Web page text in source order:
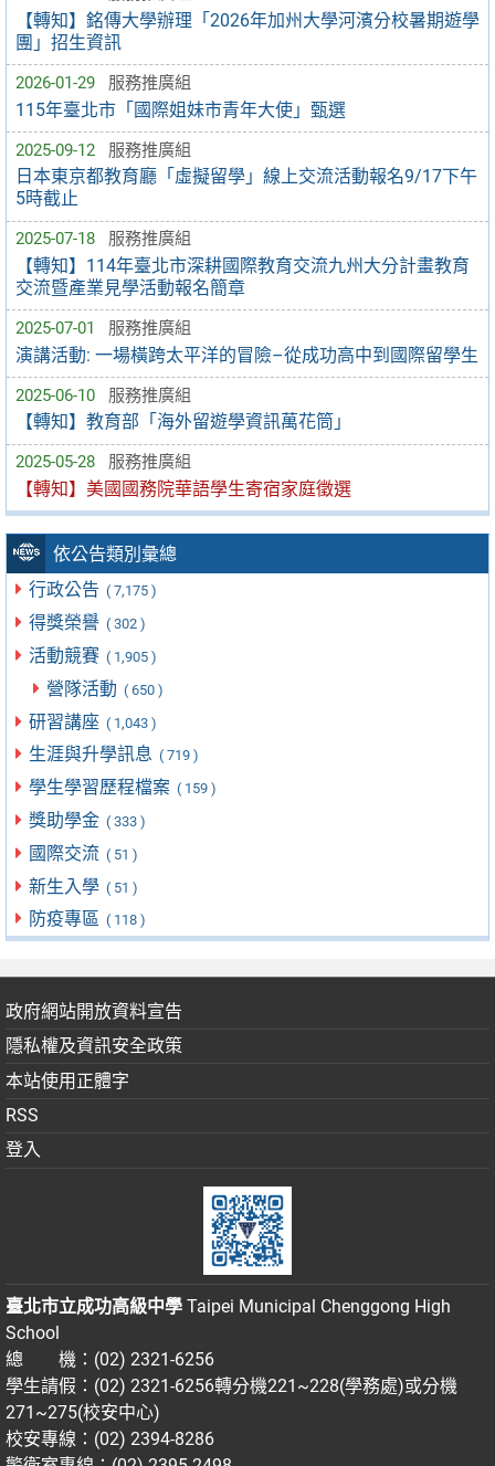
【轉知】銘傳大學辦理「2026年加州大學河濱分校暑期遊學
團」招生資訊
2026-01-29 服務推廣組
115年臺北市「國際姐妹市青年大使」甄選
2025-09-12 服務推廣組
日本東京都教育廳「虛擬留學」線上交流活動報名9/17下午
5時截止
2025-07-18 服務推廣組
【轉知】114年臺北市深耕國際教育交流九州大分計畫教育
交流暨產業見學活動報名簡章
2025-07-01 服務推廣組
演講活動: 一場橫跨太平洋的冒險–從成功高中到國際留學生
2025-06-10 服務推廣組
【轉知】教育部「海外留遊學資訊萬花筒」
2025-05-28 服務推廣組
【轉知】美國國務院華語學生寄宿家庭徵選
依公告類別彙總
行政公告 ( 7,175 )
得獎榮譽 ( 302 )
活動競賽 ( 1,905 )
營隊活動 ( 650 )
研習講座 ( 1,043 )
生涯與升學訊息 ( 719 )
學生學習歷程檔案 ( 159 )
獎助學金 ( 333 )
國際交流 ( 51 )
新生入學 ( 51 )
防疫專區 ( 118 )
政府網站開放資料宣告
隱私權及資訊安全政策
本站使用正體字
RSS
登入
臺北市立成功高級中學 Taipei Municipal Chenggong High
School
總 機：(02) 2321-6256
學生請假：(02) 2321-6256轉分機221~228(學務處)或分機
271~275(校安中心)
校安專線：(02) 2394-8286